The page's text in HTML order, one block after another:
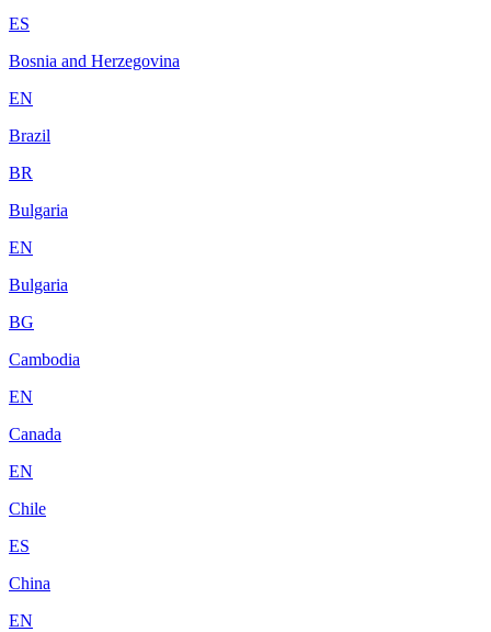
ES
Bosnia and Herzegovina
EN
Brazil
BR
Bulgaria
EN
Bulgaria
BG
Cambodia
EN
Canada
EN
Chile
ES
China
EN